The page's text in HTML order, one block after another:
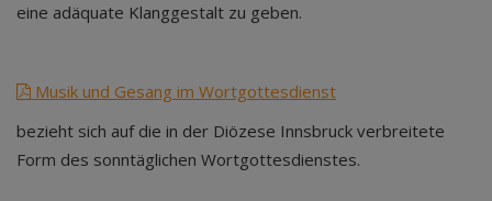
eine adäquate Klanggestalt zu geben.
Musik und Gesang im Wortgottesdienst
bezieht sich auf die in der Diözese Innsbruck verbreitete
Form des sonntäglichen Wortgottesdienstes.